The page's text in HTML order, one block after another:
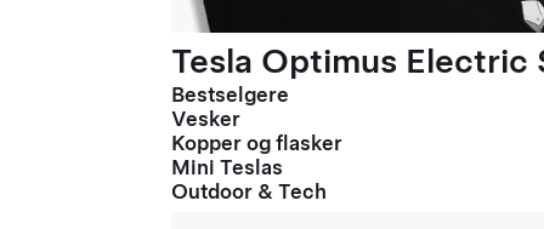
Tesla Optimus
Bestselgere
Vesker
Kopper og flasker
Mini Teslas
Outdoor & Tech